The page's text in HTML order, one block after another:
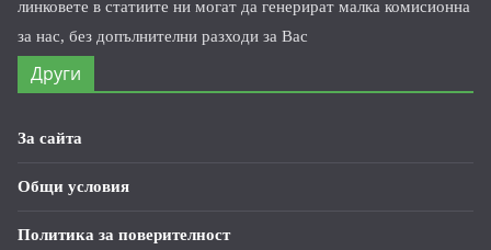
линковете в статиите ни могат да генерират малка комисионна
за нас, без допълнителни разходи за Вас
Други
За сайта
Общи условия
Политика за поверителност